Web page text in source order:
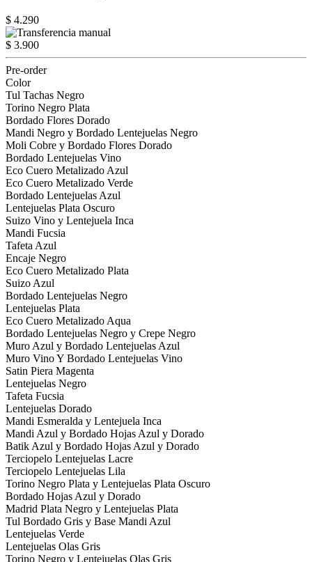
$ 4.290
$ 3.900
Pre-order
Color
Tul Tachas Negro
Torino Negro Plata
Bordado Flores Dorado
Mandi Negro y Bordado Lentejuelas Negro
Moli Cobre y Bordado Flores Dorado
Bordado Lentejuelas Vino
Eco Cuero Metalizado Azul
Eco Cuero Metalizado Verde
Bordado Lentejuelas Azul
Lentejuelas Plata Oscuro
Suizo Vino y Lentejuela Inca
Mandi Fucsia
Tafeta Azul
Encaje Negro
Eco Cuero Metalizado Plata
Suizo Azul
Bordado Lentejuelas Negro
Lentejuelas Plata
Eco Cuero Metalizado Aqua
Bordado Lentejuelas Negro y Crepe Negro
Muro Azul y Bordado Lentejuelas Azul
Muro Vino Y Bordado Lentejuelas Vino
Satin Piera Magenta
Lentejuelas Negro
Tafeta Fucsia
Lentejuelas Dorado
Mandi Esmeralda y Lentejuela Inca
Mandi Azul y Bordado Hojas Azul y Dorado
Batik Azul y Bordado Hojas Azul y Dorado
Terciopelo Lentejuelas Lacre
Terciopelo Lentejuelas Lila
Torino Negro Plata y Lentejuelas Plata Oscuro
Bordado Hojas Azul y Dorado
Madrid Plata Negro y Lentejuelas Plata
Tul Bordado Gris y Base Mandi Azul
Lentejuelas Verde
Lentejuelas Olas Gris
Torino Negro y Lentejuelas Olas Gris